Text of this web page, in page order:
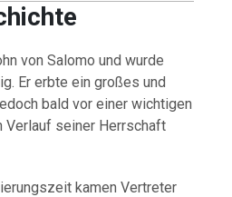
von Salomo und wurde
Er erbte ein großes und
bald vor einer wichtigen
Verlauf seiner Herrschaft
kamen Vertreter